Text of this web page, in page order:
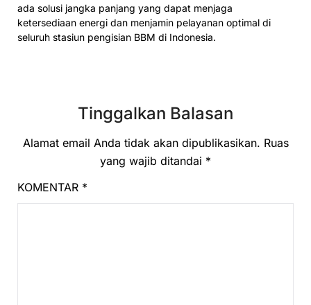
ada solusi jangka panjang yang dapat menjaga
ketersediaan energi dan menjamin pelayanan optimal di
seluruh stasiun pengisian BBM di Indonesia.
Tinggalkan Balasan
Alamat email Anda tidak akan dipublikasikan. Ruas
yang wajib ditandai *
KOMENTAR *